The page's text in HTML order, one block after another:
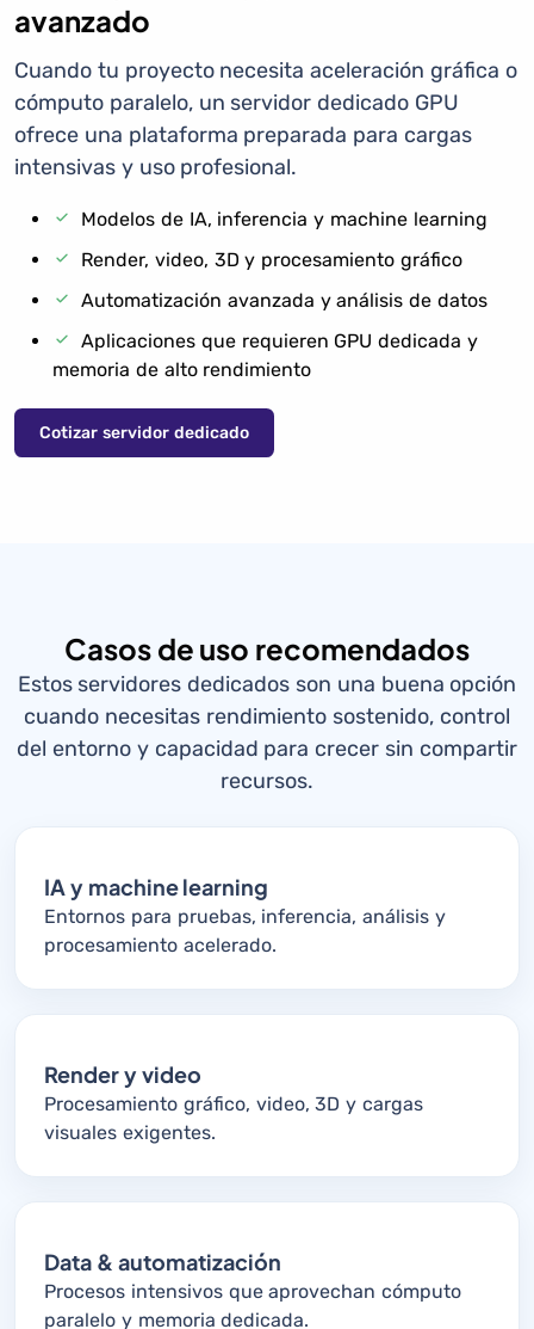
avanzado
Cuando tu proyecto necesita aceleración gráfica o
cómputo paralelo, un servidor dedicado GPU
ofrece una plataforma preparada para cargas
intensivas y uso profesional.
Modelos de IA, inferencia y machine learning
Render, video, 3D y procesamiento gráfico
Automatización avanzada y análisis de datos
Aplicaciones que requieren GPU dedicada y
memoria de alto rendimiento
Cotizar servidor dedicado
Casos de uso recomendados
Estos servidores dedicados son una buena opción
cuando necesitas rendimiento sostenido, control
del entorno y capacidad para crecer sin compartir
recursos.
IA y machine learning
Entornos para pruebas, inferencia, análisis y
procesamiento acelerado.
Render y video
Procesamiento gráfico, video, 3D y cargas
visuales exigentes.
Data & automatización
Procesos intensivos que aprovechan cómputo
paralelo y memoria dedicada.